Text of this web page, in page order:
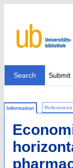
Search Submit
Information References